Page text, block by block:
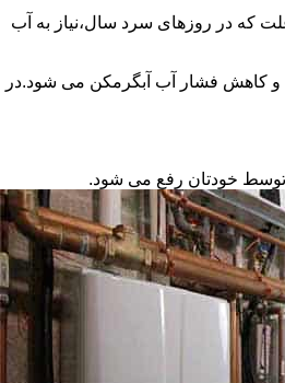
که در روزهای سرد سال،نیاز به آب
و کاهش فشار آب آبگرمکن می شود.در
توسط خودتان رفع می شود.